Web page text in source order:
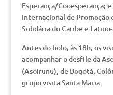
Esperança/Cooesperança; e
Internacional de Promoção
Solidária do Caribe e
Antes do bolo, às 18h, os
acompanhar o desfile da
(Asoirunu), de Bogotá,
grupo visita Santa Maria.